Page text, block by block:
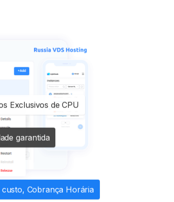
Exclusivos de CPU
garantida
custo, Cobrança Horária